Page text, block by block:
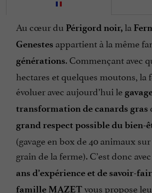
Au cœur du Périgord noir, la
Genestes appartient à la même
générations. Commençant avec
hectares et quelques moutons, la
évoluer avec aujourd’hui le
transformation de canards gras
grand respect possible du bien-
(gavage en box de 40 animaux
grain de la ferme). C’est donc avec
ans d’expérience et de savoir-
famille MAZETvous propose